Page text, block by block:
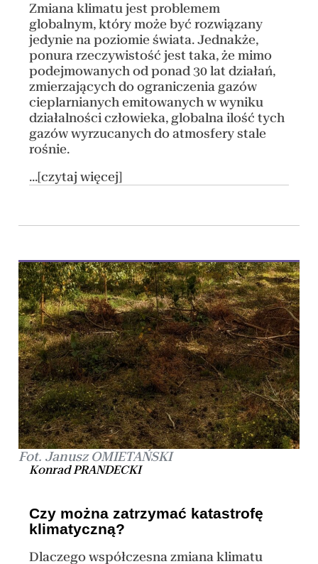
Zmiana klimatu jest problemem
globalnym, który może być rozwiązany
jedynie na poziomie świata. Jednakże,
ponura rzeczywistość jest taka, że mimo
podejmowanych od ponad 30 lat działań,
zmierzających do ograniczenia gazów
cieplarnianych emitowanych w wyniku
działalności człowieka, globalna ilość tych
gazów wyrzucanych do atmosfery stale
rośnie.
...[czytaj więcej]
Fot. Janusz OMIETAŃSKI
Konrad PRANDECKI
Czy można zatrzymać katastrofę
klimatyczną?
Dlaczego współczesna zmiana klimatu